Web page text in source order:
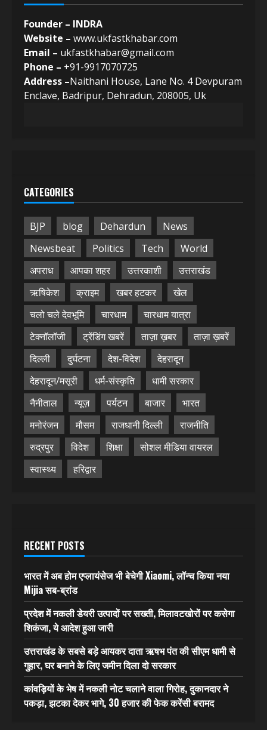
Founder – INDRA
Website – www.ukfastkhabar.com
Email – ukfastkhabar@gmail.com
Phone – +91-9917070725
Address –Naithani House, Lane No. 4 Devpuram
Enclave, Badripur, Dehradun, 208005, Uk
CATEGORIES
BJP blog Dehardun
News
Newsbeat
Politics Tech
World
अपराध
आपका शहर उत्तरकाशी
उत्तराखंड
ऋषिकेश
क्राइम खबर हटकर
खेल
चलो चले देवभूमि
चारधाम
चारधाम यात्रा
टेक्नॉलॉजी
ट्रेंडिंग खबरें ताज़ा ख़बर
ताज़ा ख़बरें
दिल्ली
दुर्घटना देश-विदेश
देहरादून
देहरादून/मसूरी
धर्म-संस्कृति
धामी सरकार
नैनीताल
न्यूज़ पर्यटन बाजार
भारत
मनोरंजन
मौसम राजधानी दिल्ली
राजनीति
रुद्रपुर
विदेश शिक्षा
सोशल मीडिया वायरल
स्वास्थ्य
हरिद्वार
RECENT POSTS
भारत में अब होम एप्लायंसेज भी बेचेगी Xiaomi, लॉन्च किया नया
Mijia सब-ब्रांड
प्रदेश में नकली डेयरी उत्पादों पर सख्ती, मिलावटखोरों पर कसेगा
शिकंजा, ये आदेश हुआ जारी
उत्तराखंड के सबसे बड़े आयकर दाता ऋषभ पंत की सीएम धामी से
गुहार, घर बनाने के लिए जमीन दिला दो सरकार
कांवड़ियों के भेष में नकली नोट चलाने वाला गिरोह, दुकानदार ने
पकड़ा, झटका देकर भागे, 30 हजार की फेक करेंसी बरामद